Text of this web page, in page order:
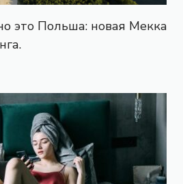
это Польша: новая Мекка